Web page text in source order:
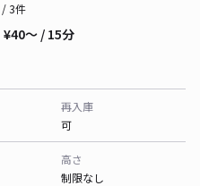
/ 3件
¥40〜 / 15分
再入庫
可
高さ
制限なし